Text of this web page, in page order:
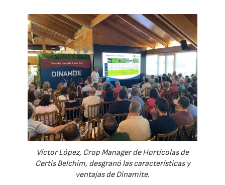
Víctor López, Crop Manager de Hortícolas de
Certis Belchim, desgranó las características y
ventajas de Dinamite.